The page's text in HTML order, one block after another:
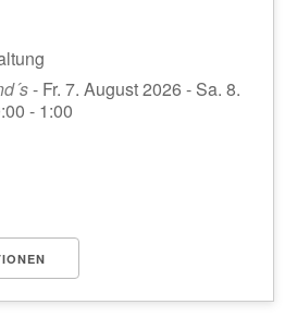
- Fr. 7. August 2026 - Sa. 8.
- 1:00